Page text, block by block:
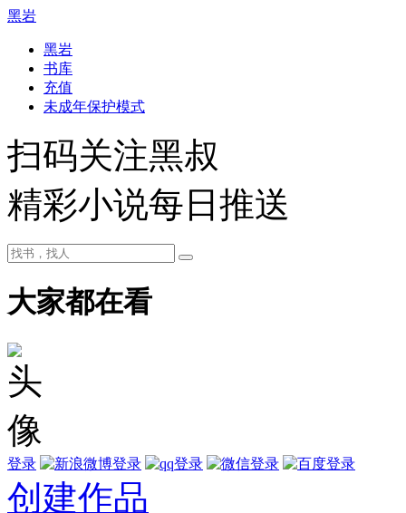
黑岩
黑岩
书库
充值
未成年保护模式
扫码关注黑叔
精彩小说每日推送
大家都在看
登录
创建作品